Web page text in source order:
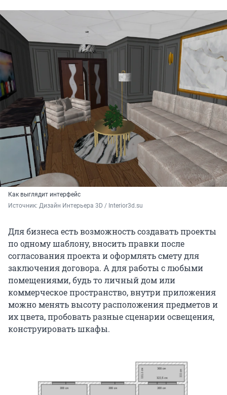
Как выглядит интерфейс
Источник: Дизайн Интерьера 3D / Interior3d.su
Для бизнеса есть возможность создавать проекты
по одному шаблону, вносить правки после
согласования проекта и оформлять смету для
заключения договора. А для работы с любыми
помещениями, будь то личный дом или
коммерческое пространство, внутри приложения
можно менять высоту расположения предметов и
их цвета, пробовать разные сценарии освещения,
конструировать шкафы.